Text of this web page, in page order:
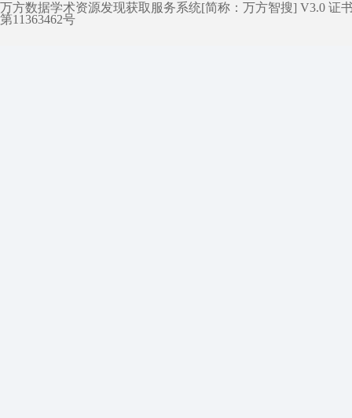
万方数据学术资源发现获取服务系统[简称：万方智搜] V3.0 证
第11363462号